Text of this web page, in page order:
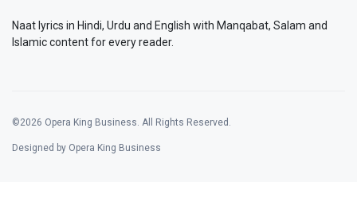
Naat lyrics in Hindi, Urdu and English with Manqabat, Salam and
Islamic content for every reader.
©2026 Opera King Business. All Rights Reserved.
Designed by Opera King Business